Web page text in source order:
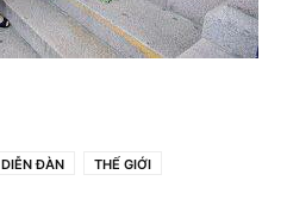
DIỄN ĐÀN THẾ GIỚI